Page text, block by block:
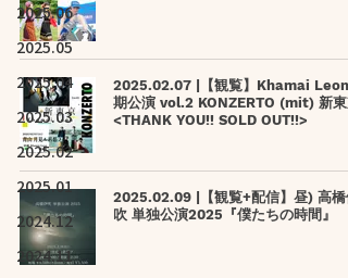
2025.06
2025.05
2025.04
2025.03
2025.02
2025.01
2024.12
2024.11
2025.02.07 |【観覧】Khamai Leon
期公演 vol.2 KONZERTO (mit) 新東
<THANK YOU!! SOLD OUT!!>
2025.02.09 |【観覧+配信】昼) 高橋
吹 単独公演2025『僕たちの時間』